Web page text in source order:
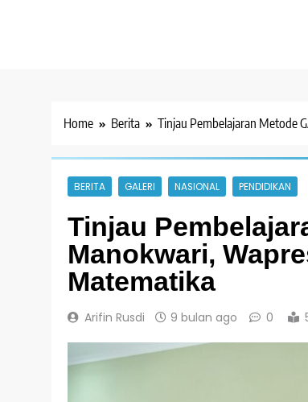
Home Berita Tinjau Pembelajaran Metode
BERITA GALERI NASIONAL PENDIDIKAN
Tinjau
Manokwari,
Matematika
Arifin Rusdi 9 bulan ago 0